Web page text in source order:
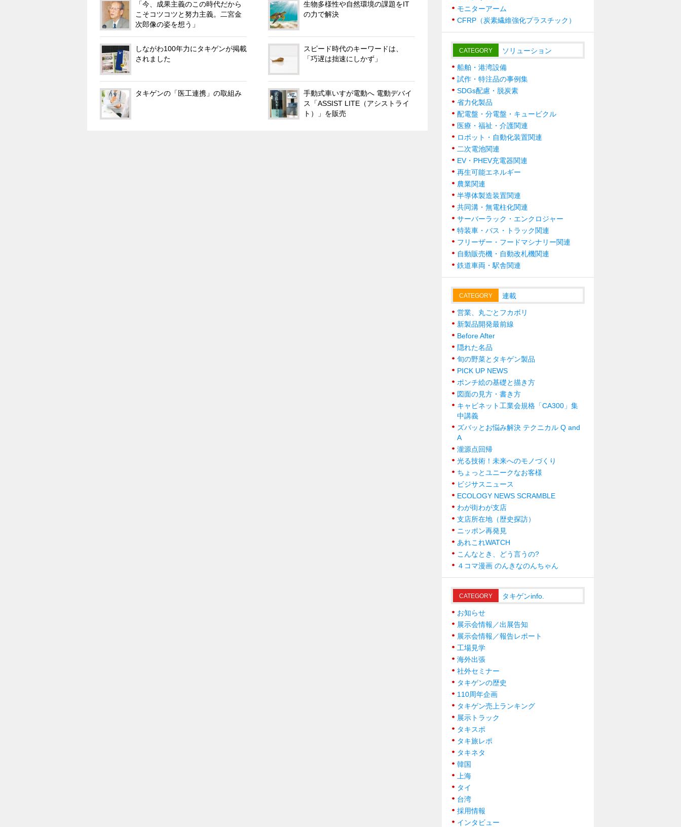
「今、成果主義のこの時代だから
こそコツコツと努力主義。二宮金
次郎像の姿を想う」
しながわ100年力にタキゲンが掲載
されました
タキゲンの「医工連携」の取組み
生物多様性や自然環境の課題をIT
の力で解決
スピード時代のキーワードは、
「巧遅は拙速にしかず」
⼿動式⾞いすが電動へ 電動デバイ
ス「ASSIST LITE（アシストライ
ト）」を販売
モニターアーム
CFRP（炭素繊維強化プラスチック）
CATEGORY ソリューション
船舶・港湾設備
試作・特注品の事例集
SDGs配慮・脱炭素
省力化製品
配電盤・分電盤・キュービクル
医療・福祉・介護関連
ロボット・自動化装置関連
二次電池関連
EV・PHEV充電器関連
再生可能エネルギー
農業関連
半導体製造装置関連
共同溝・無電柱化関連
サーバーラック・エンクロジャー
特装車・バス・トラック関連
フリーザー・フードマシナリー関連
自動販売機・自動改札機関連
鉄道車両・駅舎関連
CATEGORY 連載
営業、丸ごとフカボリ
新製品開発最前線
Before After
隠れた名品
旬の野菜とタキゲン製品
PICK UP NEWS
ポンチ絵の基礎と描き方
図面の見方・書き方
キャビネット工業会規格「CA300」集
中講義
ズバッとお悩み解決 テクニカル Q and
A
瀧源点回帰
光る技術！未来へのモノづくり
ちょっとユニークなお客様
ビジサスニュース
ECOLOGY NEWS SCRAMBLE
わが街わが支店
支店所在地（歴史探訪）
ニッポン再発見
あれこれWATCH
こんなとき、どう言うの?
４コマ漫画 のんきなのんちゃん
CATEGORY タキゲンinfo.
お知らせ
展示会情報／出展告知
展示会情報／報告レポート
工場見学
海外出張
社外セミナー
タキゲンの歴史
110周年企画
タキゲン売上ランキング
展示トラック
タキスポ
タキ旅レポ
タキネタ
韓国
上海
タイ
台湾
採用情報
インタビュー